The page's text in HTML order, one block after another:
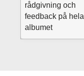
rådgivning och
feedback på hela
albumet